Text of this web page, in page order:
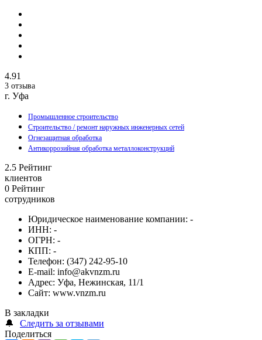
4.91
3 отзыва
г. Уфа
Промышленное строительство
Строительство / ремонт наружных инженерных сетей
Огнезащитная обработка
Антикоррозийная обработка металлоконструкций
2.5 Рейтинг
клиентов
0 Рейтинг
сотрудников
Юридическое наименование компании: -
ИНН: -
ОГРН: -
КПП: -
Телефон: (347) 242-95-10
E-mail: info@akvnzm.ru
Адрес: Уфа, Нежинская, 11/1
Сайт: www.vnzm.ru
В закладки
🔔
Следить за отзывами
Поделиться